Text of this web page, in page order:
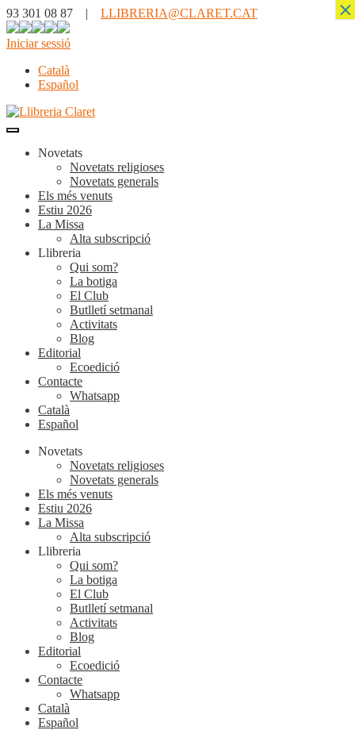
93 301 08 87 | LLIBRERIA@CLARET.CAT
Iniciar sessió
Català
Español
Novetats
Novetats religioses
Novetats generals
Els més venuts
Estiu 2026
La Missa
Alta subscripció
Llibreria
Qui som?
La botiga
El Club
Butlletí setmanal
Activitats
Blog
Editorial
Ecoedició
Contacte
Whatsapp
Català
Español
Novetats
Novetats religioses
Novetats generals
Els més venuts
Estiu 2026
La Missa
Alta subscripció
Llibreria
Qui som?
La botiga
El Club
Butlletí setmanal
Activitats
Blog
Editorial
Ecoedició
Contacte
Whatsapp
Català
Español
×